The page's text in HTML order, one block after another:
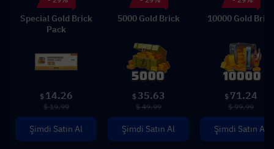
Special Gold Brick
Pack
$ 14.26
$ 19.99
Şimdi Satın Al
5000 Gold Brick
$ 35.63
$ 49.99
Şimdi Satın Al
10000 Gold Brick
$ 71.24
$ 99.99
Şimdi Satın Al